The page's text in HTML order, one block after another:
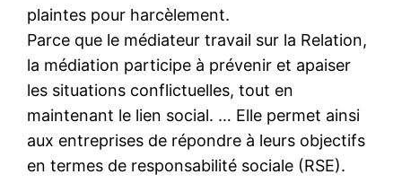
plaintes pour harcèlement.
Parce que le médiateur travail sur la Relation,
la médiation participe à prévenir et apaiser
les situations conflictuelles, tout en
maintenant le lien social. … Elle permet ainsi
aux entreprises de répondre à leurs objectifs
en termes de responsabilité sociale (RSE).